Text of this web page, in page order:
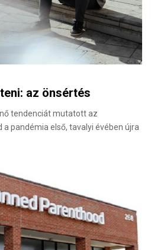
az önsértés
tendenciát mutatott az
pandémia első, tavalyi évében újra